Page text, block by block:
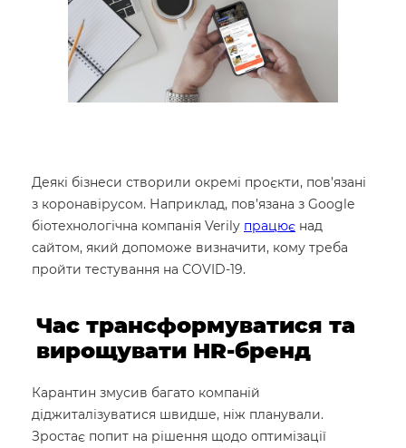
Деякі бізнеси створили окремі проєкти, пов’язані
з коронавірусом. Наприклад, пов’язана з Google
біотехнологічна компанія Verily працює над
сайтом, який допоможе визначити, кому треба
пройти тестування на COVID-19.
Час трансформуватися та
вирощувати HR-бренд
Карантин змусив багато компаній
діджиталізуватися швидше, ніж планували.
Зростає попит на рішення щодо оптимізації